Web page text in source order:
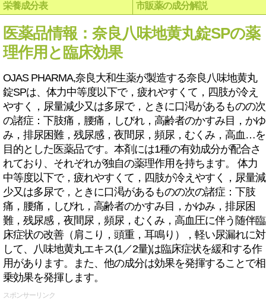
栄養成分表
市販薬の成分解説
医薬品情報：奈良八味地黄丸錠SPの薬
理作用と臨床効果
OJAS PHARMA,奈良大和生薬が製造する奈良八味地黄丸
錠SPは、体力中等度以下で，疲れやすくて，四肢が冷え
やすく，尿量減少又は多尿で，ときに口渇があるものの次
の諸症：下肢痛，腰痛，しびれ，高齢者のかすみ目，かゆ
み，排尿困難，残尿感，夜間尿，頻尿，むくみ，高血…を
目的とした医薬品です。本剤には1種の有効成分が配合さ
れており、それぞれが独自の薬理作用を持ちます。 体力
中等度以下で，疲れやすくて，四肢が冷えやすく，尿量減
少又は多尿で，ときに口渇があるものの次の諸症：下肢
痛，腰痛，しびれ，高齢者のかすみ目，かゆみ，排尿困
難，残尿感，夜間尿，頻尿，むくみ，高血圧に伴う随伴臨
床症状の改善（肩こり，頭重，耳鳴り），軽い尿漏れに対
して、八味地黄丸エキス(1／2量)は臨床症状を緩和する作
用があります。また、他の成分は効果を発揮することで相
乗効果を発揮します。
スポンサーリンク